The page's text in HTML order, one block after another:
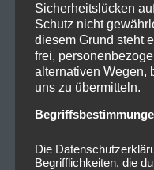
Sicherheitslücken
Schutz nicht
diesem Grund steht
frei,
alternativen Wegen,
uns zu übermitteln.
Die
Begrifflichkeiten, die